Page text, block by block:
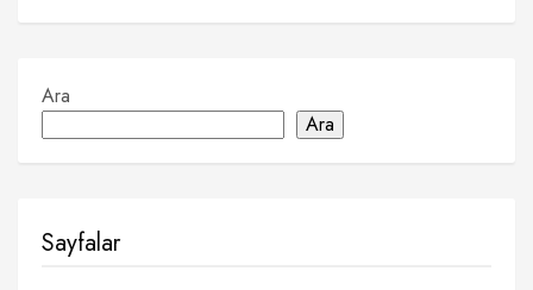
Ara
Ara
Sayfalar